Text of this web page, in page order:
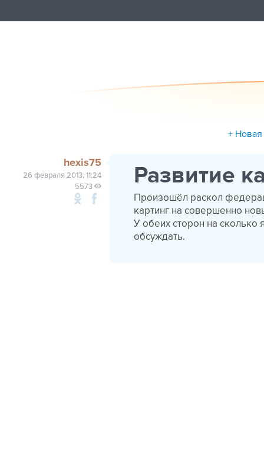
+ Новая
hexis75
26 февраля 2013, 11:24
5573
Развитие
Произошёл раскол
картинг на совершенно
У обеих сторон на
обсуждать.